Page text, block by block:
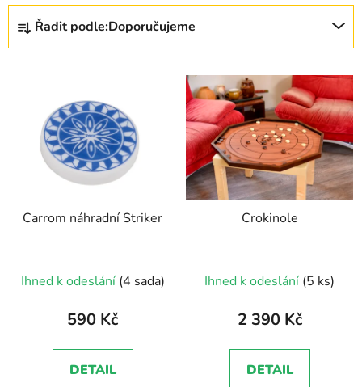
Ř
z
Řadit podle:Doporučujeme
Carrom náhradní Striker
hodnocení
produktu
5,0
z
Ihned k odeslání (4 sada)
590 Kč
DETAIL
Crokinole
Ihned k odeslání (5 ks)
2 390 Kč
DETAIL